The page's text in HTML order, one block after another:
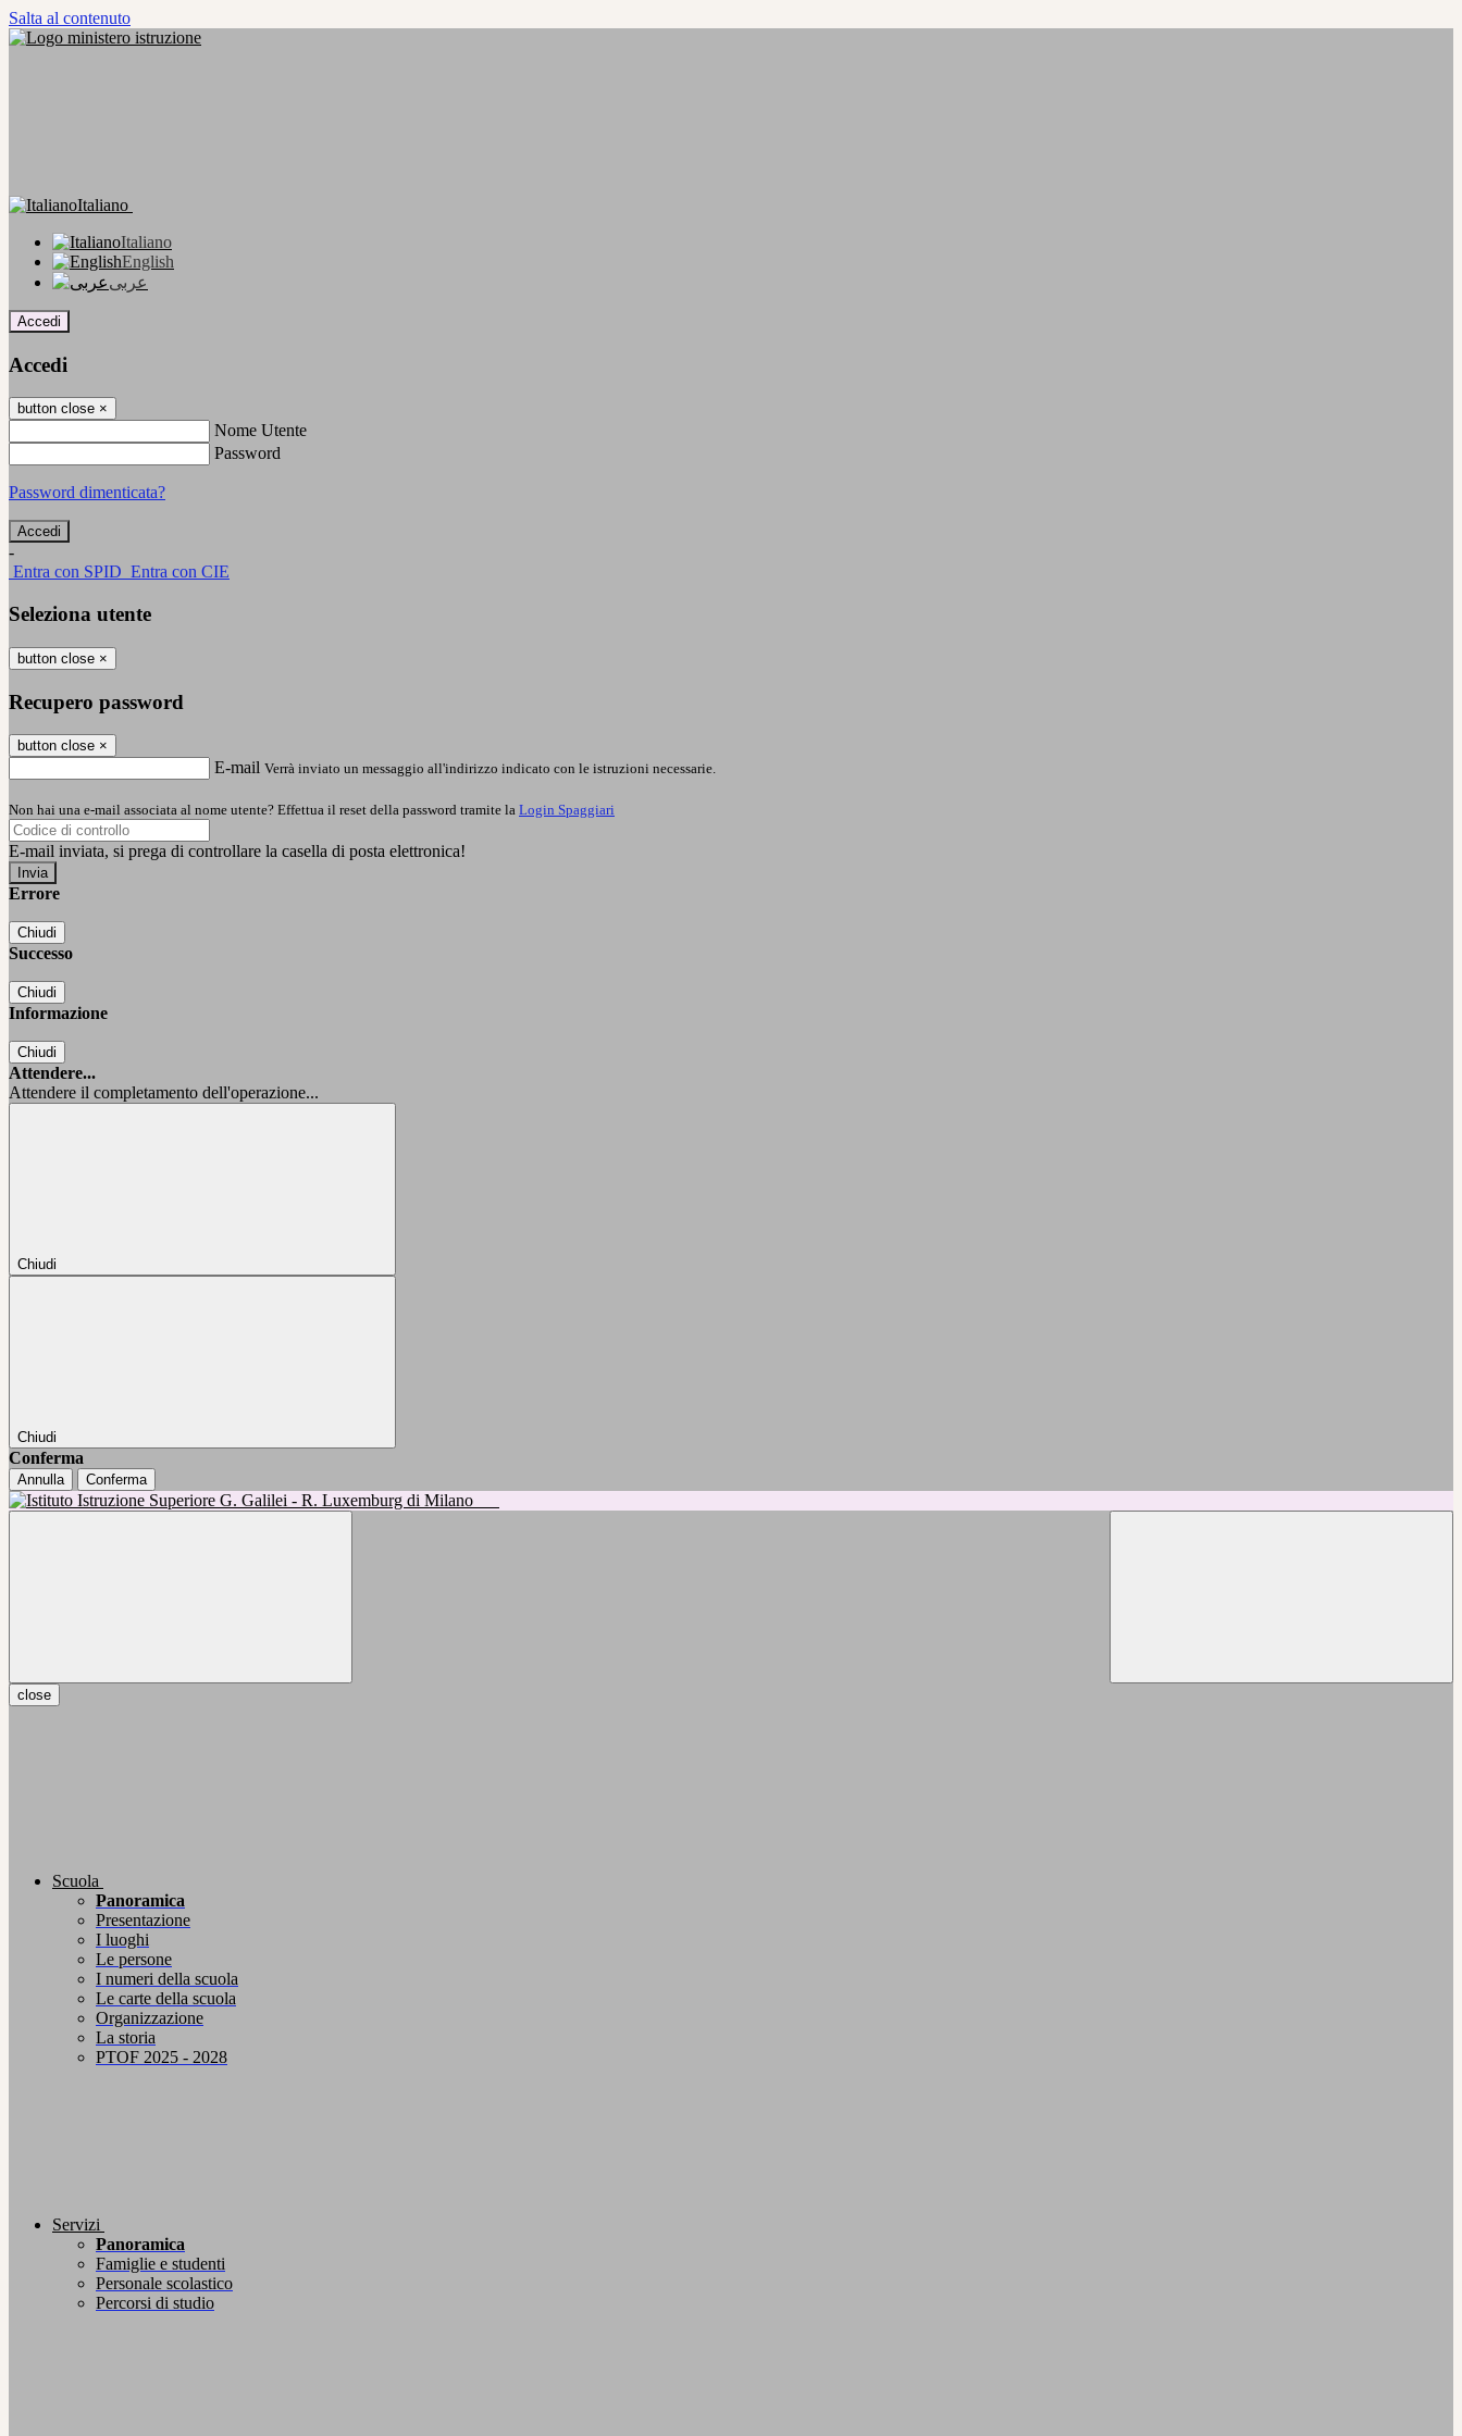
Salta al contenuto
Italiano
Italiano
English
عربى
Accedi
Accedi
button close ×
Nome Utente
Password
Password dimenticata?
-
Entra con SPID Entra con CIE
Seleziona utente
button close ×
Recupero password
button close ×
E-mail Verrà inviato un messaggio all'indirizzo indicato con le istruzioni necessarie.
Non hai una e-mail associata al nome utente? Effettua il reset della password tramite la Login Spaggiari
E-mail inviata, si prega di controllare la casella di posta elettronica!
Errore
Chiudi
Successo
Chiudi
Informazione
Chiudi
Attendere...
Attendere il completamento dell'operazione...
Chiudi
Chiudi
Conferma
Annulla Conferma
close
Scuola
Panoramica
Presentazione
I luoghi
Le persone
I numeri della scuola
Le carte della scuola
Organizzazione
La storia
PTOF 2025 - 2028
Servizi
Panoramica
Famiglie e studenti
Personale scolastico
Percorsi di studio